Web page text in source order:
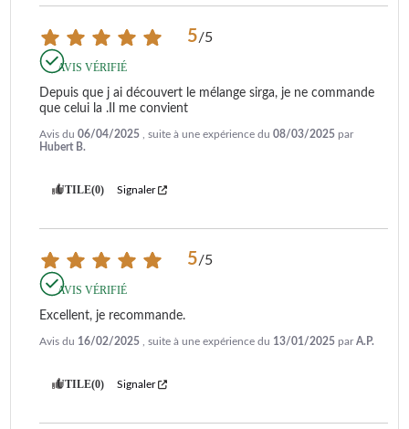
5/5
AVIS VÉRIFIÉ
Depuis que j ai découvert le mélange sirga, je ne commande
que celui la .Il me convient
Avis du 06/04/2025 , suite à une expérience du 08/03/2025 par
Hubert B.
UTILE(0) Signaler
5/5
AVIS VÉRIFIÉ
Excellent, je recommande.
Avis du 16/02/2025 , suite à une expérience du 13/01/2025 parA.P.
UTILE(0) Signaler